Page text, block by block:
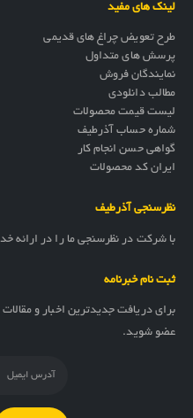
لینک های مفید
طرح تعویض چراغ های قدیمی
پرسش های متداول
نمایندگان فروش
مطالب دانلودی
لیست قیمت محصولات
شماره حساب آذرطیف
گواهی حسن انجام کار
ایران کد محصولات
نظرسنجی آذرطیف
با شرکت در نظرسنجی ما را در ارائه
ثبت نام خبرنامه
برای دریافت جدیدترین اخبار و
عضو شوید.